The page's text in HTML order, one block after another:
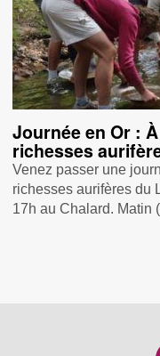
Journée en Or :
richesses
Venez passer une
richesses aurifères du
17h au Chalard. Matin